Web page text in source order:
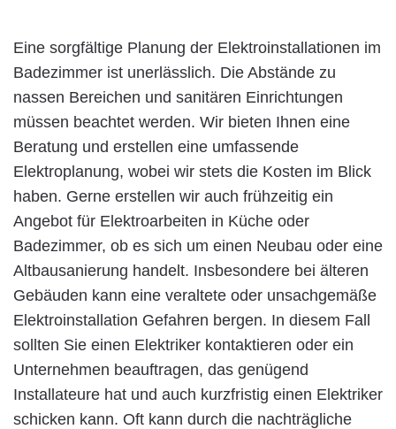
Eine sorgfältige Planung der Elektroinstallationen im
Badezimmer ist unerlässlich. Die Abstände zu
nassen Bereichen und sanitären Einrichtungen
müssen beachtet werden. Wir bieten Ihnen eine
Beratung und erstellen eine umfassende
Elektroplanung, wobei wir stets die Kosten im Blick
haben. Gerne erstellen wir auch frühzeitig ein
Angebot für Elektroarbeiten in Küche oder
Badezimmer, ob es sich um einen Neubau oder eine
Altbausanierung handelt. Insbesondere bei älteren
Gebäuden kann eine veraltete oder unsachgemäße
Elektroinstallation Gefahren bergen. In diesem Fall
sollten Sie einen Elektriker kontaktieren oder ein
Unternehmen beauftragen, das genügend
Installateure hat und auch kurzfristig einen Elektriker
schicken kann. Oft kann durch die nachträgliche